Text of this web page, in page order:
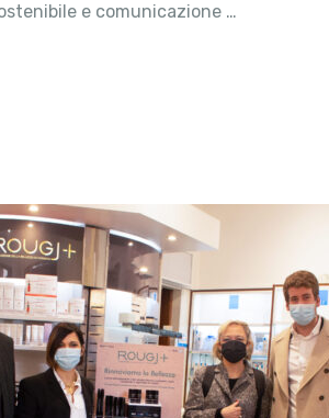
e comunicazione …